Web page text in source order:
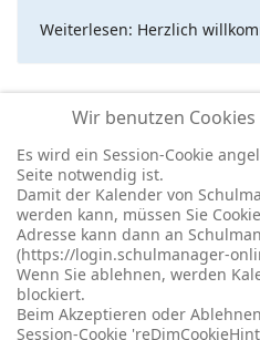
Weiterlesen: Herzlich
Seite 8 von 8
1 2
© 2026 -
Einstellungen-Redaktionslogin
Wir benutzen Cookies
Es wird ein Session-Cookie
Seite notwendig ist.
Damit der Kalender von
werden kann, müssen Sie
Adresse kann dann an
(https://login.schulmanager-
Wenn Sie ablehnen, werden
blockiert.
Beim Akzeptieren oder
Session-Cookie